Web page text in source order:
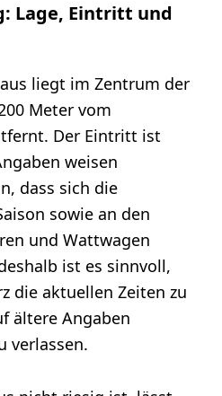
Lage, Eintritt und
liegt im Zentrum der
Meter vom
Der Eintritt ist
weisen
dass sich die
sowie an den
und Wattwagen
ist es sinnvoll,
die aktuellen Zeiten zu
ältere Angaben
verlassen.